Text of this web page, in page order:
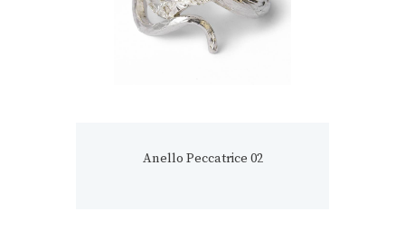
Anello Peccatrice 02